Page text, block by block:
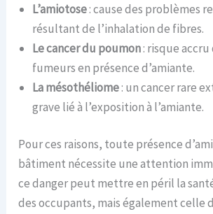
L’amiotose: cause des problèmes
résultant de l’inhalation de fibres.
Le cancer du poumon: risque accru
fumeurs en présence d’amiante.
La mésothéliome: un cancer rare
grave lié à l’exposition à l’amiante.
Pour ces raisons, toute présence
bâtiment nécessite une attention
ce danger peut mettre en péril la
des occupants, mais également celle